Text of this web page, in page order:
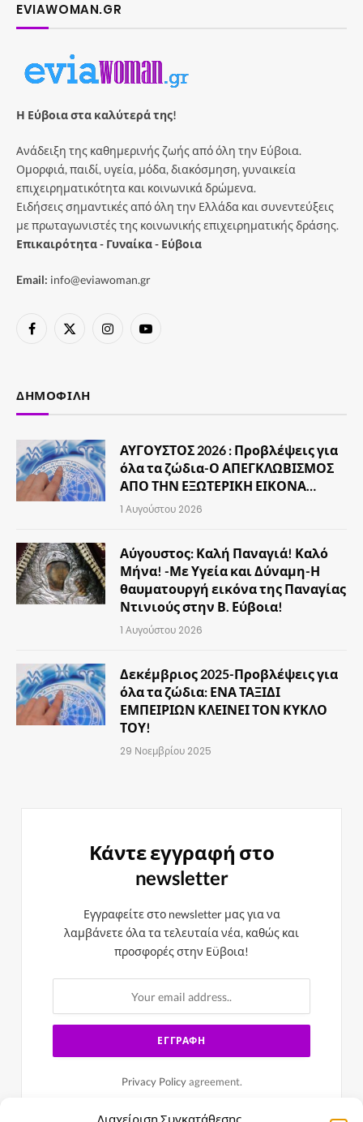
Διαχείριση Συγκατάθεσης
EVIAWOMAN.GR
Η Εύβοια στα καλύτερά της!
Ανάδειξη της καθημερινής ζωής από όλη την Εύβοια.
Ομορφιά, παιδί, υγεία, μόδα, διακόσμηση, γυναικεία
επιχειρηματικότητα και κοινωνικά δρώμενα.
Ειδήσεις σημαντικές από όλη την Ελλάδα και συνεντεύξεις
με πρωταγωνιστές της κοινωνικής επιχειρηματικής δράσης.
Επικαιρότητα - Γυναίκα - Εύβοια
Email: info@eviawoman.gr
Facebook
X
InstagramYouTube
ΔΗΜΟΦΙΛΉ
ΑΥΓΟΥΣΤΟΣ 2026 : Προβλέψεις για
όλα τα ζώδια-Ο ΑΠΕΓΚΛΩΒΙΣΜΟΣ
ΑΠΟ ΤΗΝ ΕΞΩΤΕΡΙΚΗ ΕΙΚΟΝΑ…
1 Αυγούστου 2026
Αύγουστος: Καλή Παναγιά! Καλό
Μήνα! -Με Υγεία και Δύναμη-Η
θαυματουργή εικόνα της Παναγίας
Ντινιούς στην Β. Εύβοια!
1 Αυγούστου 2026
Δεκέμβριος 2025-Προβλέψεις για
όλα τα ζώδια: ΕΝΑ ΤΑΞΙΔΙ
ΕΜΠΕΙΡΙΩΝ ΚΛΕΙΝΕΙ ΤΟΝ ΚΥΚΛΟ
ΤΟΥ!
29 Νοεμβρίου 2025
Κάντε εγγραφή στο
newsletter
Εγγραφείτε στο newsletter μας για να
λαμβάνετε όλα τα τελευταία νέα, καθώς και
προσφορές στην Εϋβοια!
Privacy Policyagreement.